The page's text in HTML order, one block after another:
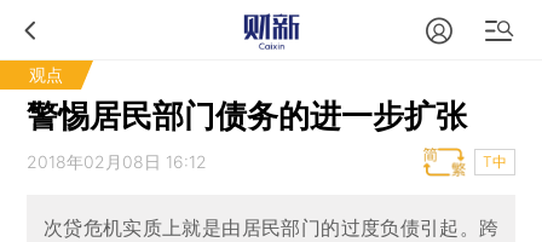
观点
警惕居民部门债务的进一步扩张
2018年02月08日 16:12 T中
次贷危机实质上就是由居民部门的过度负债引起。跨